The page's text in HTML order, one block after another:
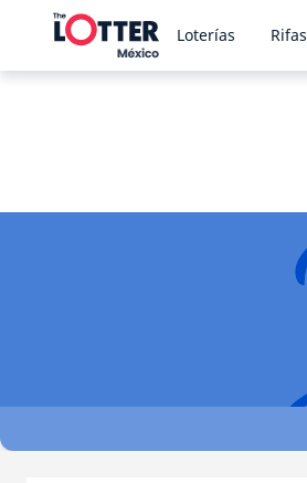
Loterías Rifas